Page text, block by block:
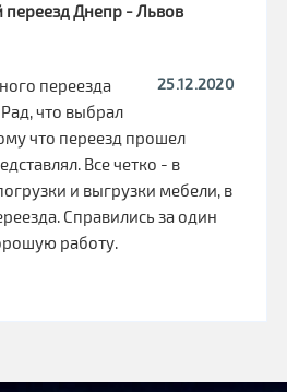
переезд Днепр - Львов
25.12.2020
переезда
что выбрал
что переезд прошел
Все четко - в
и выгрузки мебели, в
Справились за один
работу.